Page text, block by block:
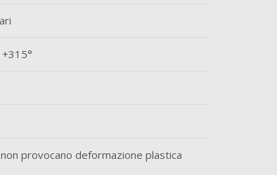
provocano deformazione plastica